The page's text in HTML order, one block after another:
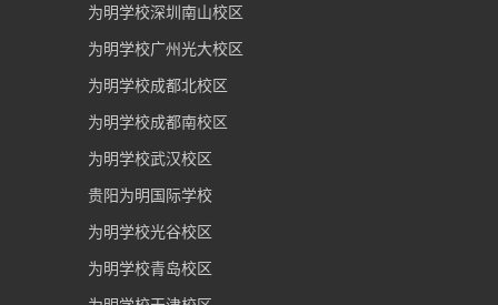
为明学校深圳南山校区
为明学校广州光大校区
为明学校成都北校区
为明学校成都南校区
为明学校武汉校区
贵阳为明国际学校
为明学校光谷校区
为明学校青岛校区